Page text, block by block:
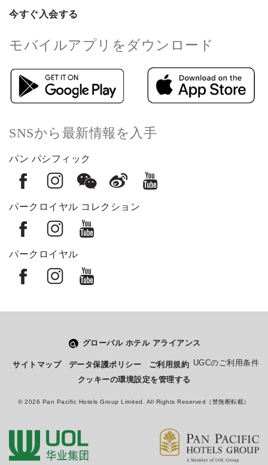
今すぐ入会する
モバイルアプリをダウンロード
SNSから最新情報を入手
パン パシフィック
パークロイヤル コレクション
パークロイヤル
グローバル ホテル アライアンス
サイトマップ データ保護ポリシー ご利用規約 UGCのご利用条件
クッキーの環境設定を管理する
© 2026 Pan Pacific Hotels Group Limited. All Rights Reserved（禁無断転載）
このサイトでの経験をどのように評価しますか？
Select
1
being